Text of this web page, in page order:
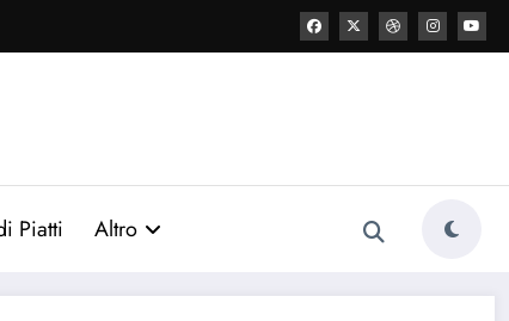
Piatti Altro